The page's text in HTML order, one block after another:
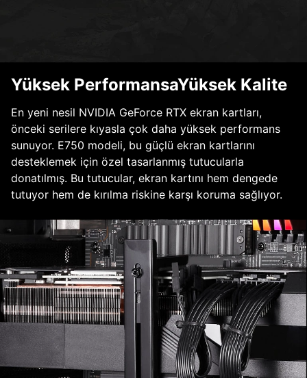
Yüksek PerformansaYüksek Kalite
En yeni nesil NVIDIA GeForce RTX ekran kartları,
önceki serilere kıyasla çok daha yüksek performans
sunuyor. E750 modeli, bu güçlü ekran kartlarını
desteklemek için özel tasarlanmış tutucularla
donatılmış. Bu tutucular, ekran kartını hem dengede
tutuyor hem de kırılma riskine karşı koruma sağlıyor.